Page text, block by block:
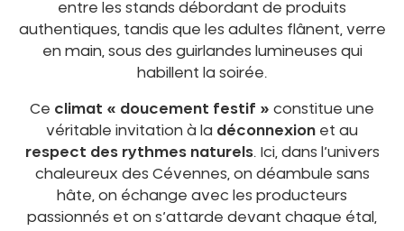
entre les stands débordant de produits
authentiques, tandis que les adultes flânent, verre
en main, sous des guirlandes lumineuses qui
habillent la soirée.
Ce climat « doucement festif » constitue une
véritable invitation à la déconnexion et au
respect des rythmes naturels. Ici, dans l’univers
chaleureux des Cévennes, on déambule sans
hâte, on échange avec les producteurs
passionnés et on s’attarde devant chaque étal,